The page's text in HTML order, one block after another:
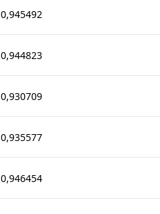
0,945492
0,944823
0,930709
0,935577
0,946454